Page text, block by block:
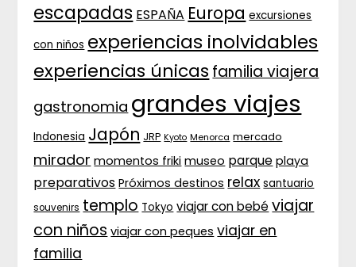
escapadas ESPAÑA Europa excursiones
con niños experiencias inolvidables
experiencias únicas familia viajera
gastronomia grandes viajes
Indonesia Japón JRP Kyoto Menorca mercado
mirador momentos friki museo parque playa
preparativos Próximos destinos relax santuario
souvenirs templo Tokyo viajar con bebé viajar
con niños viajar con peques viajar en
familia